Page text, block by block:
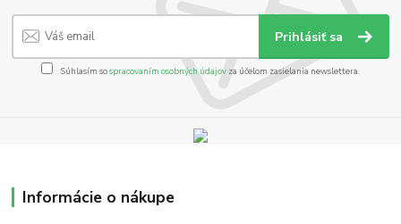
Prihlásiť sa
Súhlasím sospracovaním osobných údajov za účelom zasielania newslettera.
Informácie o nákupe